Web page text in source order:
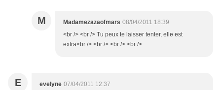
M Madamezazaofmars 08/04/2011 18:39
<br /> <br /> Tu peux te laisser tenter, elle est
extra<br /> <br /> <br /> <br />
E evelyne 07/04/2011 12:37